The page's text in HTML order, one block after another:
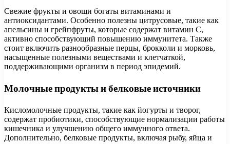
Свежие фрукты и овощи богаты витаминами и
антиоксидантами. Особенно полезны цитрусовые, такие как
апельсины и грейпфруты, которые содержат витамин C,
активно способствующий повышению иммунитета. Также
стоит включить разнообразные перцы, брокколи и морковь,
насыщенные полезными веществами и клетчаткой,
поддерживающими организм в период эпидемий.
Молочные продукты и белковые источники
Кисломолочные продукты, такие как йогурты и творог,
содержат пробиотики, способствующие нормализации работы
кишечника и улучшению общего иммунного ответа.
Дополнительно, белковые продукты, включая рыбу, яйца и